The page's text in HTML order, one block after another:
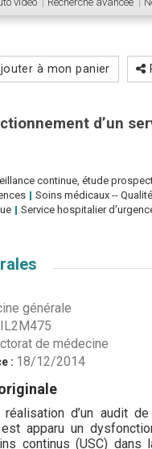
à mon panier
d’un
continue, étude
Soins médicaux --
Service hospitalier
générale
de médecine
: 18/12/2014
d’un audit de
apparu un
continus (USC)